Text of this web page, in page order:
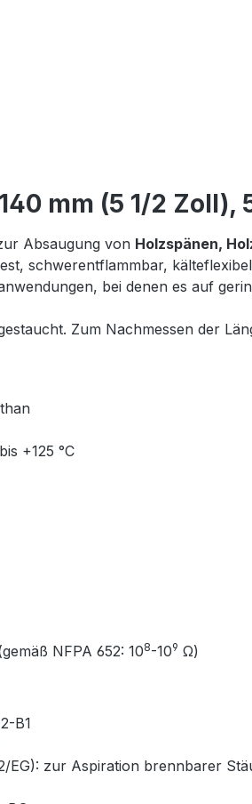
mm (5 1/2 Zoll),
Absaugung von Holzspänen,
schwerentflammbar,
bei denen es auf
Zum Nachmessen der
+125 °C
NFPA 652: 108-109 Ω)
B1
EG): zur Aspiration brennbarer